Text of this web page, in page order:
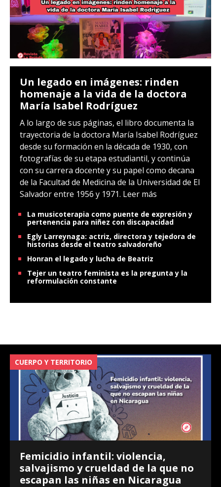
Un legado en imágenes: rinden
homenaje a la vida de la doctora
María Isabel Rodríguez
A lo largo de sus páginas, el libro documenta la
trayectoria de la doctora María Isabel Rodríguez
desde su formación en la década de 1930, con
fotografías de su etapa estudiantil, y continúa
con su carrera docente y su papel como decana
de la Facultad de Medicina de la Universidad de El
Salvador entre 1956 y 1971. Leer más
La musicoterapia como puente de expresión y
pertenencia para niñez con discapacidad
Egly Larreynaga: actriz, directora y tejedora de
historias desde el teatro salvadoreño
Honran el legado y lucha de Beatriz
Tejer un teatro feminista es la pregunta y la
reformulación constante
CUERPO Y TERRITORIO
Femicidio infantil: violencia,
salvajismo y crueldad de la que no
escapan las niñas en Nicaragua